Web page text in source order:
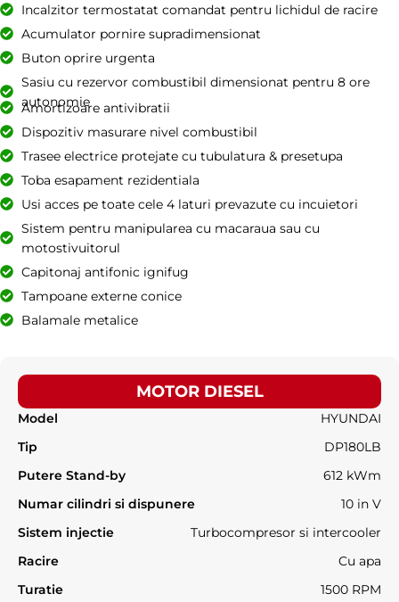
Incalzitor termostatat comandat pentru lichidul de racire
Acumulator pornire supradimensionat
Buton oprire urgenta
Sasiu cu rezervor combustibil dimensionat pentru 8 ore
autonomie
Amortizoare antivibratii
Dispozitiv masurare nivel combustibil
Trasee electrice protejate cu tubulatura & presetupa
Toba esapament rezidentiala
Usi acces pe toate cele 4 laturi prevazute cu incuietori
Sistem pentru manipularea cu macaraua sau cu
motostivuitorul
Capitonaj antifonic ignifug
Tampoane externe conice
Balamale metalice
MOTOR DIESEL
Model
HYUNDAI
Tip
DP180LB
Putere Stand-by
612 kWm
Numar cilindri si dispunere
10 in V
Sistem injectie
Turbocompresor si intercooler
Racire
Cu apa
Turatie
1500 RPM